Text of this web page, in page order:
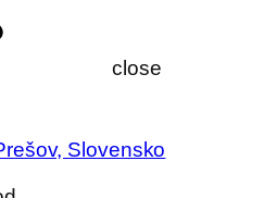
close
Slovensko